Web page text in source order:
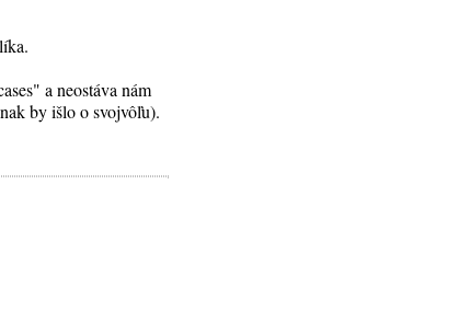
a neostáva nám
by išlo o svojvôľu).